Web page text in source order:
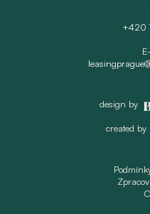
+420
design by
created by